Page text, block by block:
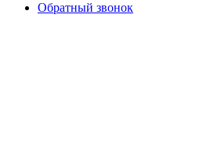
Обратный звонок